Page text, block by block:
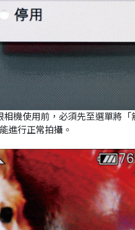
機使用前，必須先至選單將
進行正常拍攝。